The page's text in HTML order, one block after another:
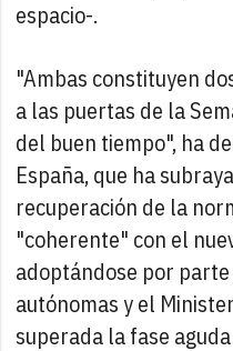
espacio-.
"Ambas constituyen
a las puertas de la
del buen tiempo", ha
España, que ha
recuperación de la
"coherente" con el
adoptándose por
autónomas y el
superada la fase